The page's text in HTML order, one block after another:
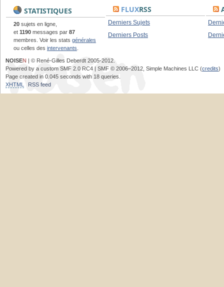
STATISTIQUES
20 sujets en ligne,
et 1190 messages par 87
membres. Voir les stats générales
ou celles des intervenants
FLUXRSS
Derniers Sujets
Derniers Posts
NOISEN | © René-Gilles Deberdt 2005-2012.
Powered by a custom SMF 2.0 RC4 | SMF © 2006–2012, Simple Machines LLC (credits)
Page created in 0.045 seconds with 18 queries.
XHTML
RSS feed